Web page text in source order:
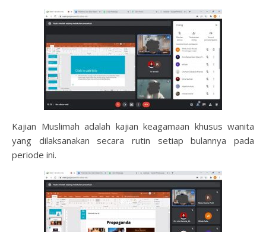
Kajian Muslimah adalah kajian keagamaan khusus wanita
yang dilaksanakan secara rutin setiap bulannya pada
periode ini.